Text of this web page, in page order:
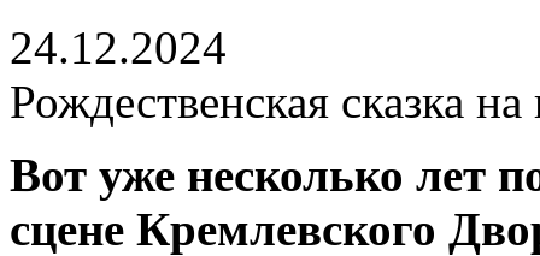
24.12.2024
Рождественская сказка
Вот уже несколько лет
сцене Кремлевского